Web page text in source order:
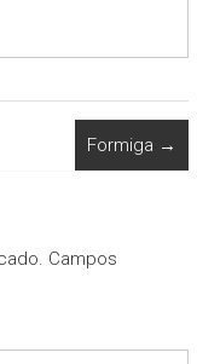
Formiga →
Campos